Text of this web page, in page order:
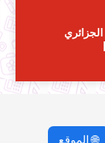
🌐 الموقع